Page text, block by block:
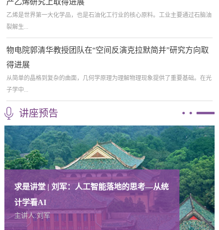
乙烯是世界第一大化学品，也是石油化工行业的核心原料。工业主要通过石脑油
裂解生...
物电院郭清华教授团队在“空间反演克拉默简并”研究方向取
得进展
从简单的晶格到复杂的曲面，几何学原理为理解物理现象提供了重要基础。在光
子学中...
讲座预告
求是讲堂 | 刘军：人工智能落地的思考—从统
计学看AI
主讲人:刘军